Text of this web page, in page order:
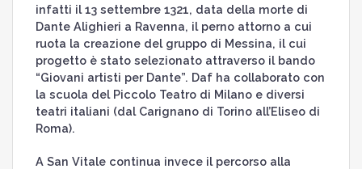
infatti il 13 settembre 1321, data della morte di
Dante Alighieri a Ravenna, il perno attorno a cui
ruota la creazione del gruppo di Messina, il cui
progetto è stato selezionato attraverso il bando
“Giovani artisti per Dante”. Daf ha collaborato con
la scuola del Piccolo Teatro di Milano e diversi
teatri italiani (dal Carignano di Torino all’Eliseo di
Roma).
A San Vitale continua invece il percorso alla